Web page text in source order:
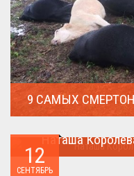
9 САМЫХ
12
СЕНТЯБРЬ
Наташа